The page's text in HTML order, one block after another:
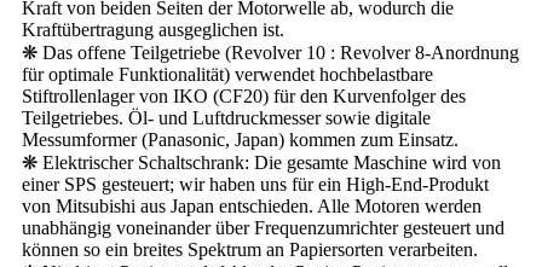
Kraft von beiden Seiten der Motorwelle ab, wodurch die
Kraftübertragung ausgeglichen ist.
❋ Das offene Teilgetriebe (Revolver 10 : Revolver 8-Anordnung
für optimale Funktionalität) verwendet hochbelastbare
Stiftrollenlager von IKO (CF20) für den Kurvenfolger des
Teilgetriebes. Öl- und Luftdruckmesser sowie digitale
Messumformer (Panasonic, Japan) kommen zum Einsatz.
❋ Elektrischer Schaltschrank: Die gesamte Maschine wird von
einer SPS gesteuert; wir haben uns für ein High-End-Produkt
von Mitsubishi aus Japan entschieden. Alle Motoren werden
unabhängig voneinander über Frequenzumrichter gesteuert und
können so ein breites Spektrum an Papiersorten verarbeiten.